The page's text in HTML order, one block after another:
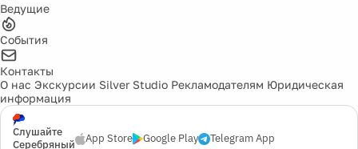
Ведущие
События
Контакты
О нас Экскурсии Silver Studio Рекламодателям Юридическая
информация
Слушайте
Серебряный
App Store Google Play Telegram App